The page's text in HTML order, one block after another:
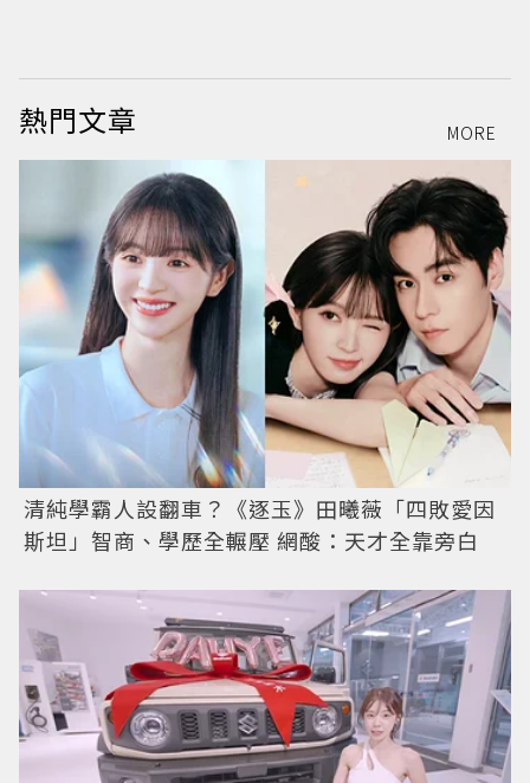
熱門文章 MORE
清純學霸人設翻車？《逐玉》田曦薇「四敗愛因
斯坦」智商、學歷全輾壓 網酸：天才全靠旁白